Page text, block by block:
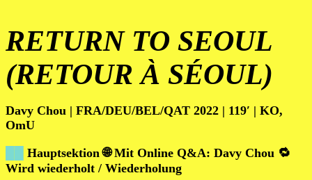
RETURN TO SEOUL
(RETOUR À SÉOUL)
Davy Chou | FRA/DEU/BEL/QAT 2022 | 119′ | KO,
OmU
Hauptsektion 🌐 Mit Online Q&A: Davy Chou 🔁
Wird wiederholt / Wiederholung